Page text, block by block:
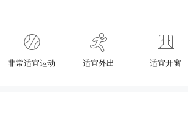
非常适宜运动 适宜外出 适宜开窗